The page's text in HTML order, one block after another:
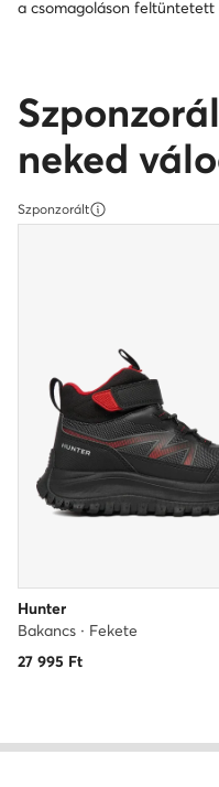
a csomagoláson feltüntetett
neked
Szponzorált
Hunter
Bakancs · Fekete
27 995 Ft